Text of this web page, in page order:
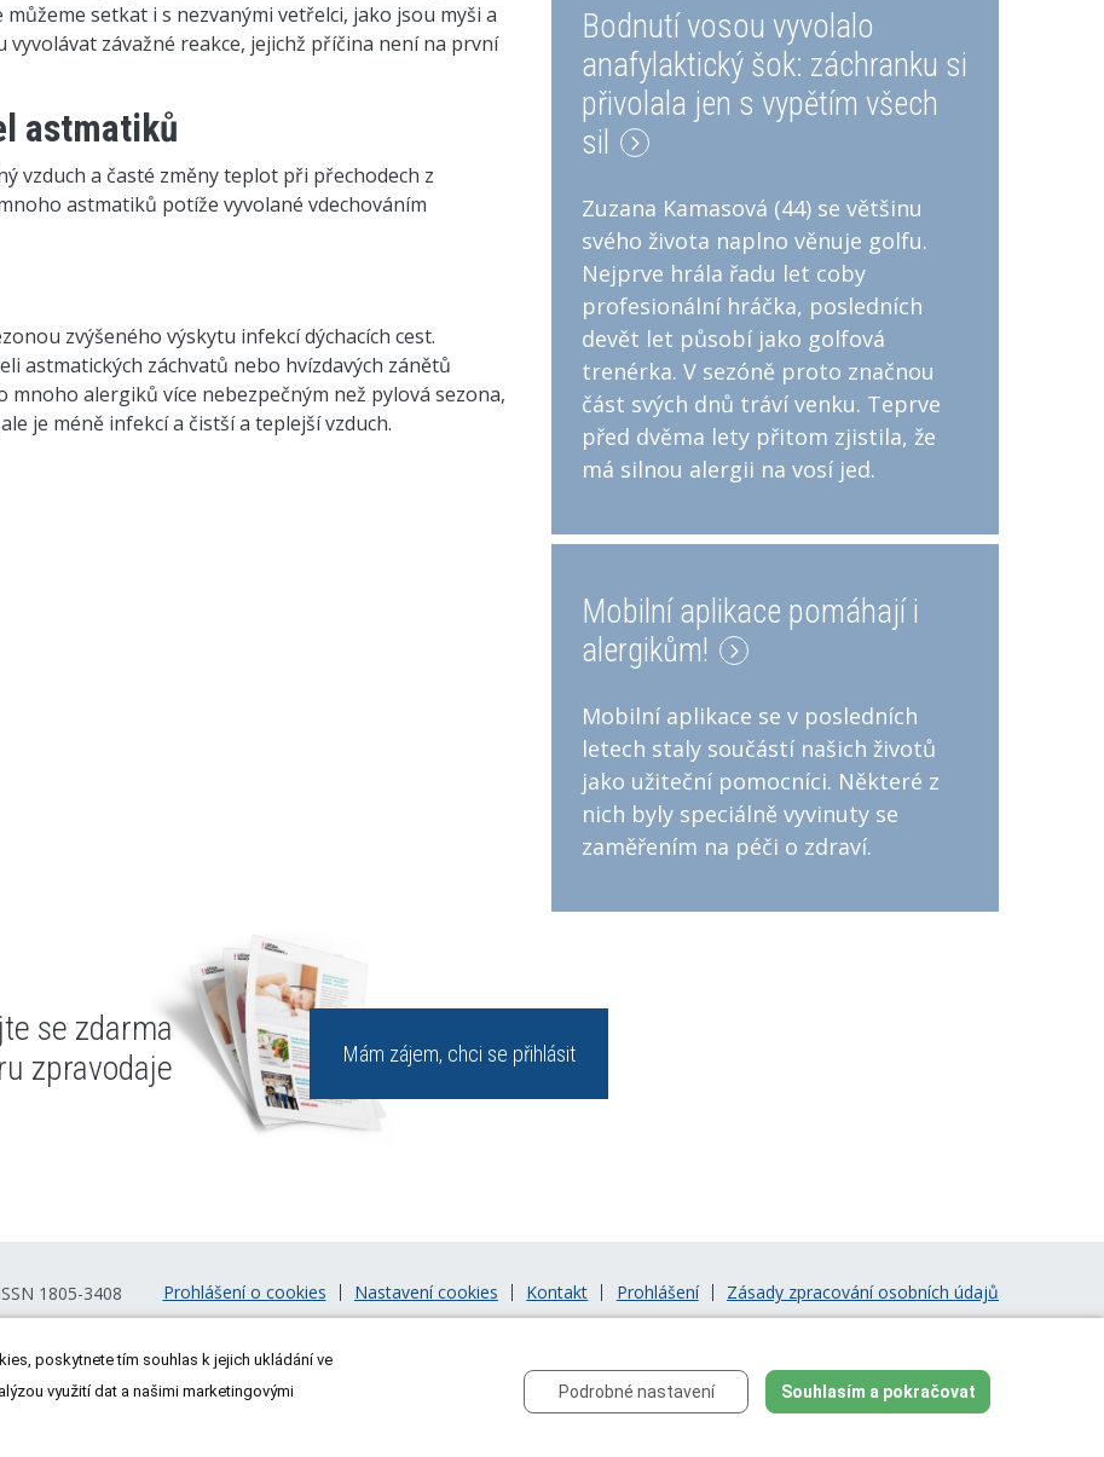
setkat i s nezvanými vetřelci, jako jsou myši a
závažné reakce, jejichž příčina není na první
astmatiků
vzduch a časté změny teplot při přechodech z
astmatiků potíže vyvolané vdechováním
zvýšeného výskytu infekcí dýchacích cest.
astmatických záchvatů nebo hvízdavých zánětů
alergiků více nebezpečným než pylová sezona,
je méně infekcí a čistší a teplejší vzduch.
Bodnutí vosou vyvolalo
anafylaktický šok: záchranku si
přivolala jen s vypětím všech
sil
Zuzana Kamasová (44) se většinu
svého života naplno věnuje golfu.
Nejprve hrála řadu let coby
profesionální hráčka, posledních
devět let působí jako golfová
trenérka. V sezóně proto značnou
část svých dnů tráví venku. Teprve
před dvěma lety přitom zjistila, že
má silnou alergii na vosí jed.
Mobilní aplikace pomáhají i
alergikům!
Mobilní aplikace se v posledních
letech staly součástí našich životů
jako užiteční pomocníci. Některé z
nich byly speciálně vyvinuty se
zaměřením na péči o zdraví.
se zdarma
zpravodaje
Mám zájem, chci se přihlásit
1805-3408 Prohlášení o cookies Nastavení cookies Kontakt Prohlášení Zásady zpracování osobních údajů
poskytnete tím souhlas k jejich ukládání ve
využití dat a našimi marketingovými
Podrobné nastavení Souhlasím a pokračovat